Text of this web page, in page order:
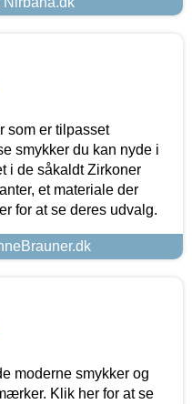
som er tilpasset
smykker du kan nyde i
i de såkaldt Zirkoner
et materiale der
for at se deres udvalg.
moderne smykker og
Klik her for at se